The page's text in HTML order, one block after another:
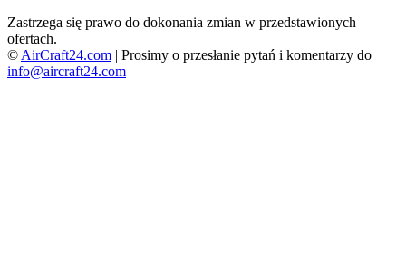
Zastrzega się prawo do dokonania zmian w przedstawionych
ofertach.
© AirCraft24.com | Prosimy o przesłanie pytań i komentarzy do
info@aircraft24.com